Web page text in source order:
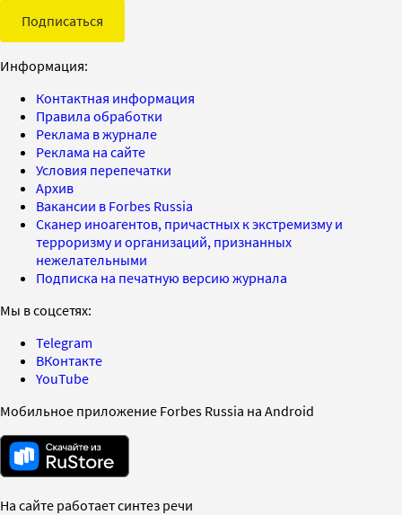
Подписаться
Информация:
Контактная информация
Правила обработки
Реклама в журнале
Реклама на сайте
Условия перепечатки
Архив
Вакансии в Forbes Russia
Сканер иноагентов, причастных к экстремизму и
терроризму и организаций, признанных
нежелательными
Подписка на печатную версию журнала
Мы в соцсетях:
Telegram
ВКонтакте
YouTube
Мобильное приложение Forbes Russia на Android
На сайте работает синтез речи